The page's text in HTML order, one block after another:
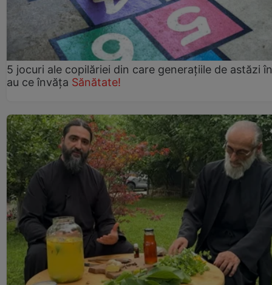
5 jocuri ale copilăriei din care generațiile de astăzi
au ce învăța Sănătate!